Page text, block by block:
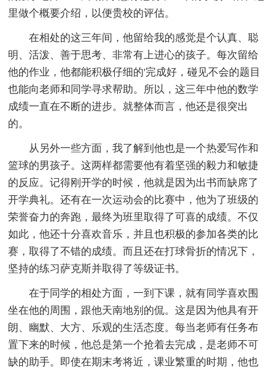
里做个概要介绍，以便贵校的评估。
在相处的这三年间，他留给我的感觉是个认真、聪
明、活泼、善于思考、非常有上进心的孩子。每次留给
他的作业，他都能积极仔细的'完成好，碰见不会的题目
也能向老师和同学寻求帮助。所以，这三年中他的数学
成绩一直在不断的进步。就整体而言，他还是很突出
的。
从另外一些方面，我了解到他也是一个热爱写作和
篮球的男孩子。这两样都需要他有着坚强的毅力和敏捷
的反应。记得刚开学的时候，他就是因为出书而缺席了
开学典礼。还有在一次运动会的比赛中，他为了班级的
荣誉奋力的奔跑，最终为班里取得了可喜的成绩。不仅
如此，他还十分喜欢音乐，并且也积极的参加各类的比
赛，取得了不错的成绩。而且还在打球骨折的情况下，
坚持的练习萨克斯并取得了等级证书。
在于同学的相处方面，一到下课，就有同学喜欢围
坐在他的周围，跟他天南地别的侃。这是因为他具有开
朗、幽默、大方、乐观的生活态度。每当老师有任务布
置下来的时候，他总是第一个抢着去完成，是老师不可
缺的助手。即使在期末考将近，课业繁重的时期，他也